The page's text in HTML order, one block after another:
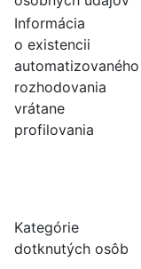
Informácia
o existencii
automatizovaného
rozhodovania
vrátane
profilovania
Kategórie
dotknutých osôb